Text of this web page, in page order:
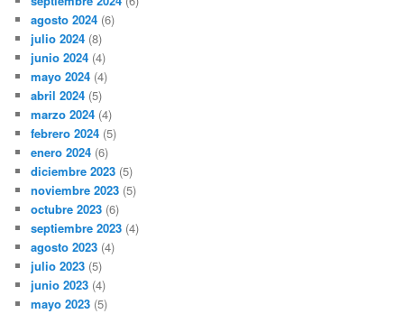
agosto 2024 (6)
julio 2024 (8)
junio 2024 (4)
mayo 2024 (4)
abril 2024 (5)
marzo 2024 (4)
febrero 2024 (5)
enero 2024 (6)
diciembre 2023 (5)
noviembre 2023 (5)
octubre 2023 (6)
septiembre 2023 (4)
agosto 2023 (4)
julio 2023 (5)
junio 2023 (4)
mayo 2023 (5)